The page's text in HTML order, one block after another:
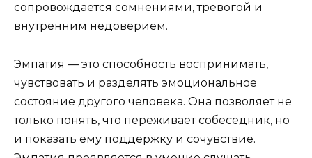
сопровождается сомнениями, тревогой и
внутренним недоверием.
Эмпатия — это способность воспринимать,
чувствовать и разделять эмоциональное
состояние другого человека. Она позволяет не
только понять, что переживает собеседник, но
и показать ему поддержку и сочувствие.